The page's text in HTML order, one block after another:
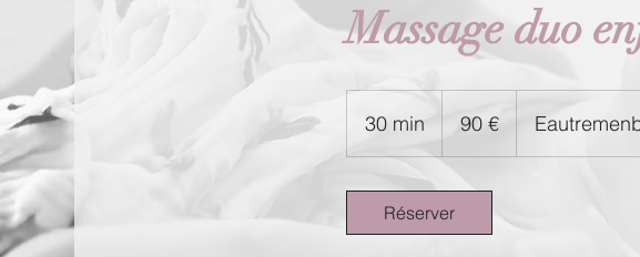
Massage duo
30 min
0
m
i
n
90 €
Réserver